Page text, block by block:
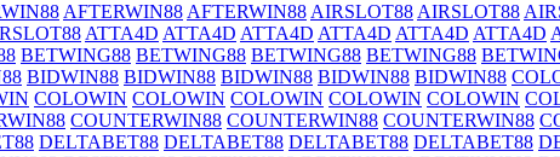
AFTERWIN88 AFTERWIN88 AIRSLOT88 AIRSLOT88
ATTA4D ATTA4D ATTA4D ATTA4D ATTA4D ATTA4D
BETWING88 BETWING88 BETWING88 BETWING88
BIDWIN88 BIDWIN88 BIDWIN88 BIDWIN88 BIDWIN88
COLOWIN COLOWIN COLOWIN COLOWIN COLOWIN
COUNTERWIN88 COUNTERWIN88 COUNTERWIN88
DELTABET88 DELTABET88 DELTABET88 DELTABET88